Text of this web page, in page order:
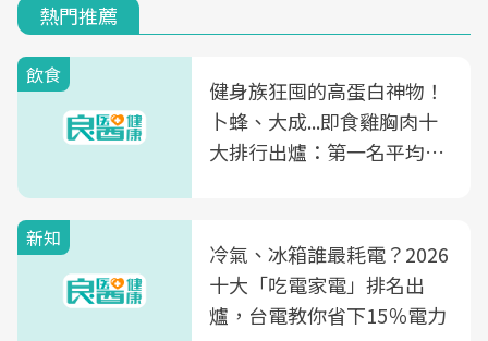
熱門推薦
飲食
健身族狂囤的高蛋白神物！
卜蜂、大成...即食雞胸肉十
大排行出爐：第一名平均一
新知
冷氣、冰箱誰最耗電？2026
十大「吃電家電」排名出
爐，台電教你省下15％電力